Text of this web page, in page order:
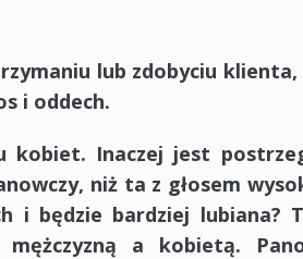
lub zdobyciu klienta,
i oddech.
kobiet. Inaczej jest
niż ta z głosem
i będzie bardziej lubiana?
a kobietą.